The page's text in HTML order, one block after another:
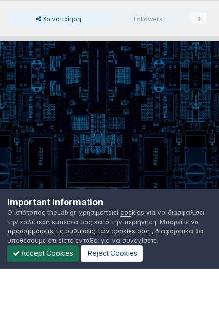
Κοινοποίηση Followers 0
Important Information
Ο ιστότοπος theLab.gr χρησιμοποιεί cookies για να διασφαλίσει
την καλύτερη εμπειρία σας κατά την περιήγηση. Μπορείτε να
προσαρμόσετε τις ρυθμίσεις των cookies σας , διαφορετικά θα
υποθέσουμε ότι είστε εντάξει για να συνεχίσετε.
Accept Cookies Reject Cookies